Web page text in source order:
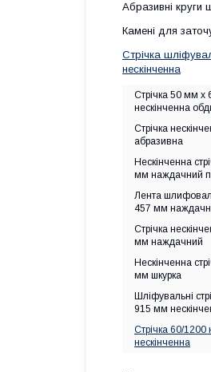
Абразивні круги
Камені для
Стрічка
нескінченна
Стрічка 50 мм х
нескінченна
Стрічка
абразивна
Нескінченна
мм наждачний
Лента
457 мм
Стрічка
мм наждачний
Нескінченна
мм шкурка
Шліфувальні
915 мм
Стрічка 60/
нескінченна